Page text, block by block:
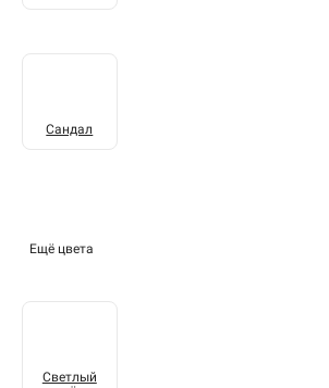
Сандал
Ещё цвета
Светлый